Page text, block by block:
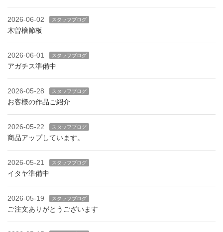
2026-06-02 スタッフブログ
木曽檜節板
2026-06-01 スタッフブログ
アガチス準備中
2026-05-28 スタッフブログ
お客様の作品ご紹介
2026-05-22 スタッフブログ
商品アップしています。
2026-05-21 スタッフブログ
イタヤ準備中
2026-05-19 スタッフブログ
ご注文ありがとうございます